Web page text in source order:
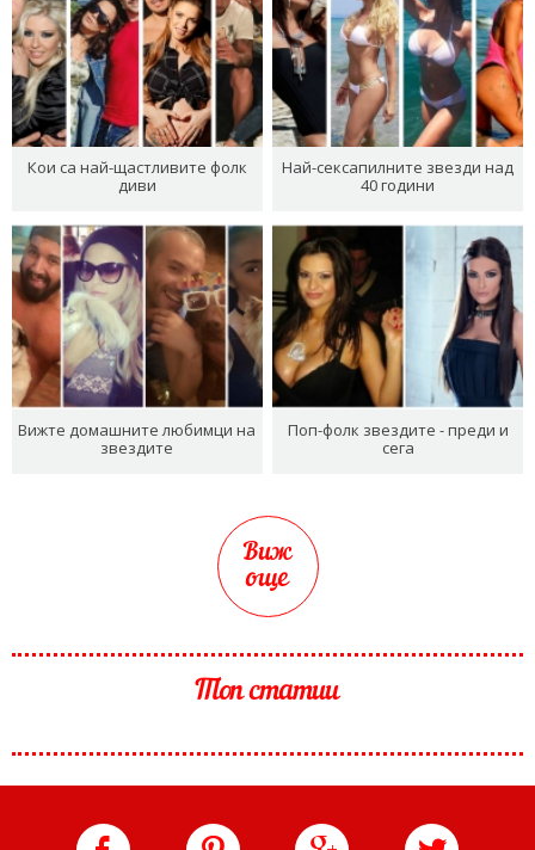
Кои са най-щастливите фолк
диви
Най-сексапилните звезди над
40 години
Вижте домашните любимци на
звездите
Поп-фолк звездите - преди и
сега
Виж
още
Топ статии